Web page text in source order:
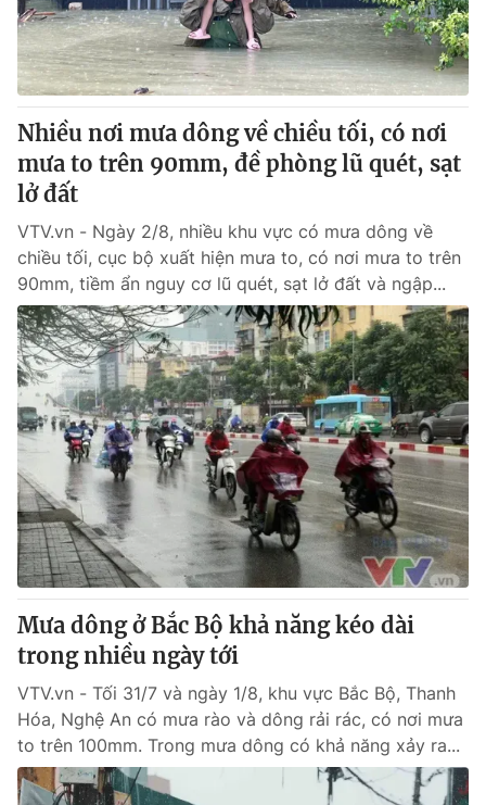
Cơ quan báo chí:Thời báo VTV
Giấy phép hoạt động báo in và báo điện tử số 483/GP-BTTTT
cấp ngày 29/12/2023
Tổng Biên tập:Vũ Thanh Thủy
Phó Tổng Biên tập:Nguyễn Thị Mỹ Hạnh, Phạm Quốc Thắng,
Nguyễn Trọng Ninh
Tổng đài VTV:
Ðiện thoại Thời báo VTV:
024.66 897 897
Email: toasoan@vtv.vn
Liên hệ quảng cáo:024-7300.7108
® Cấm sao chép dưới mọi hình thức nếu không có sự chấp
thuận bằng văn bản. Ghi rõ nguồn VTV.vn khi phát hành lại
thông tin từ website này.
Nhiều nơi mưa dông về chiều tối, có nơi
mưa to trên 90mm, đề phòng lũ quét, sạt
lở đất
VTV.vn - Ngày 2/8, nhiều khu vực có mưa dông về
chiều tối, cục bộ xuất hiện mưa to, có nơi mưa to trên
90mm, tiềm ẩn nguy cơ lũ quét, sạt lở đất và ngập...
Mưa dông ở Bắc Bộ khả năng kéo dài
trong nhiều ngày tới
VTV.vn - Tối 31/7 và ngày 1/8, khu vực Bắc Bộ, Thanh
Hóa, Nghệ An có mưa rào và dông rải rác, có nơi mưa
to trên 100mm. Trong mưa dông có khả năng xảy ra...